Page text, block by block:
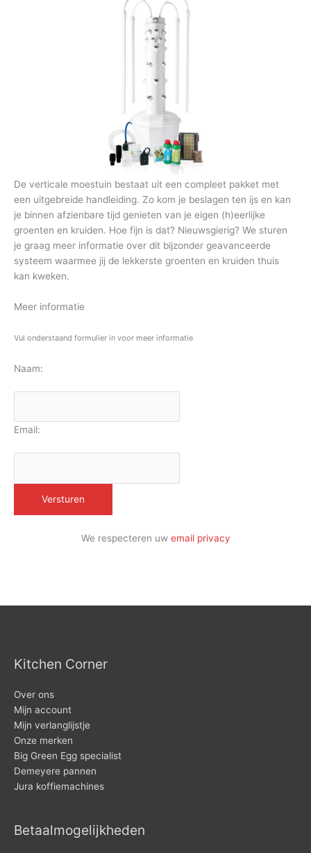
De verticale moestuin bestaat uit een compleet pakket met
een uitgebreide handleiding. Zo kom je beslagen ten ijs en kan
je binnen afzienbare tijd genieten van je eigen (h)eerlijke
groenten en kruiden. Hoe fijn is dat? Nieuwsgierig? We sturen
je graag meer informatie over dit bijzonder geavanceerde
systeem waarmee jij de lekkerste groenten en kruiden thuis
kan kweken.
Meer informatie
Vul onderstaand formulier in voor meer informatie
Naam:
Email:
We respecteren uw email privacy
Kitchen Corner
Over ons
Mijn account
Mijn verlanglijstje
Onze merken
Big Green Egg specialist
Demeyere pannen
Jura koffiemachines
Betaalmogelijkheden